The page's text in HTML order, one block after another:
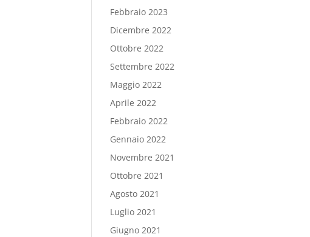
Febbraio 2023
Dicembre 2022
Ottobre 2022
Settembre 2022
Maggio 2022
Aprile 2022
Febbraio 2022
Gennaio 2022
Novembre 2021
Ottobre 2021
Agosto 2021
Luglio 2021
Giugno 2021